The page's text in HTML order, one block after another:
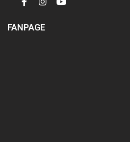
FANPAGE